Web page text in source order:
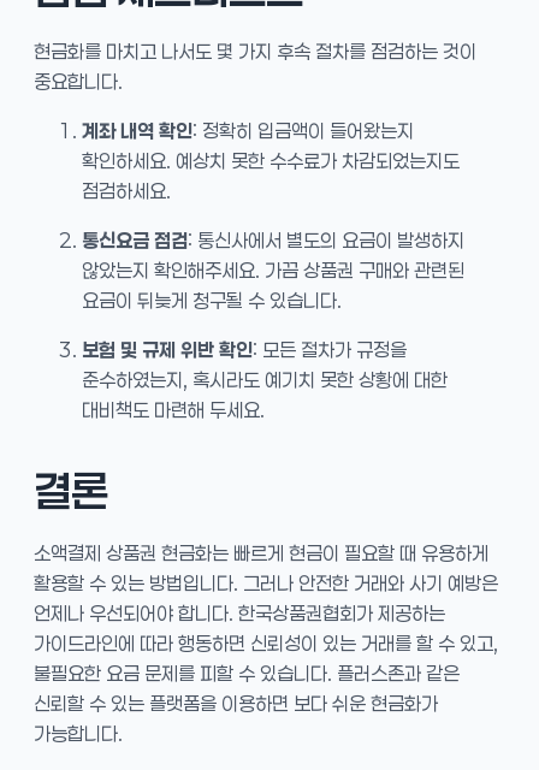
현금화를 마치고 나서도 몇 가지 후속 절차를 점검하는 것이
중요합니다.
계좌 내역 확인: 정확히 입금액이 들어왔는지
확인하세요. 예상치 못한 수수료가 차감되었는지도
점검하세요.
통신요금 점검: 통신사에서 별도의 요금이 발생하지
않았는지 확인해주세요. 가끔 상품권 구매와 관련된
요금이 뒤늦게 청구될 수 있습니다.
보험 및 규제 위반 확인: 모든 절차가 규정을
준수하였는지, 혹시라도 예기치 못한 상황에 대한
대비책도 마련해 두세요.
결론
소액결제 상품권 현금화는 빠르게 현금이 필요할 때 유용하게
활용할 수 있는 방법입니다. 그러나 안전한 거래와 사기 예방은
언제나 우선되어야 합니다. 한국상품권협회가 제공하는
가이드라인에 따라 행동하면 신뢰성이 있는 거래를 할 수 있고,
불필요한 요금 문제를 피할 수 있습니다. 플러스존과 같은
신뢰할 수 있는 플랫폼을 이용하면 보다 쉬운 현금화가
가능합니다.